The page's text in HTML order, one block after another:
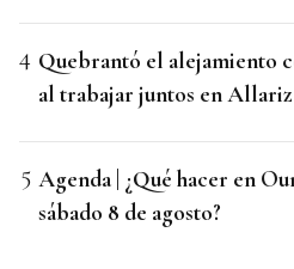
Quebrantó el alejamiento
al trabajar juntos en Allariz
Agenda | ¿Qué hacer en
sábado 8 de agosto?